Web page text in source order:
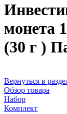
монета
(30 г )
Вернуться в
Обзор товара
Набор
Комплект